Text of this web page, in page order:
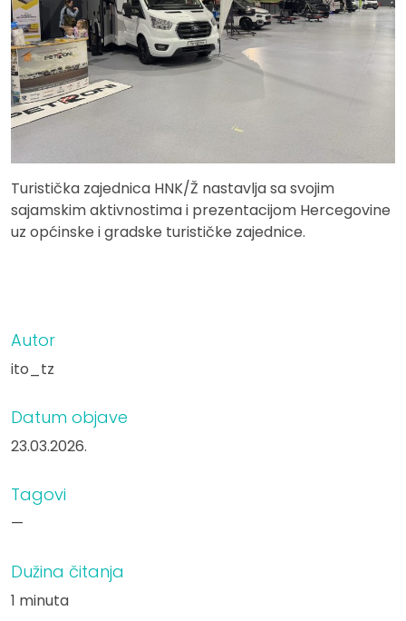
Turistička zajednica HNK/Ž nastavlja sa svojim
sajamskim aktivnostima i prezentacijom Hercegovine
uz općinske i gradske turističke zajednice.
Autor
ito_tz
Datum objave
23.03.2026.
Tagovi
—
Dužina čitanja
1 minuta